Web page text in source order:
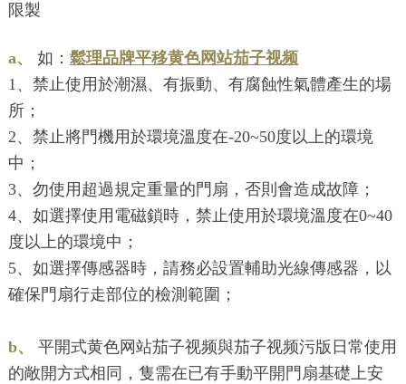
限製
a、 如： 鬆理品牌平移黄色网站茄子视频
1、禁止使用於潮濕、有振動、有腐蝕性氣體產生的場
所；
2、禁止將門機用於環境溫度在-20~50度以上的環境
中；
3、勿使用超過規定重量的門扇，否則會造成故障；
4、如選擇使用電磁鎖時，禁止使用於環境溫度在0~40
度以上的環境中；
5、如選擇傳感器時，請務必設置輔助光線傳感器，以
確保門扇行走部位的檢測範圍；
b、 平開式黄色网站茄子视频與茄子视频污版日常使用
的敞開方式相同，隻需在已有手動平開門扇基礎上安